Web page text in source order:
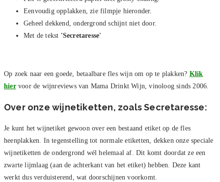
Eenvoudig opplakken, zie filmpje hieronder.
Geheel dekkend, ondergrond schijnt niet door.
Met de tekst 'Secretaresse'
Op zoek naar een goede, betaalbare fles wijn om op te plakken? Klik
hiervoor de wijnreviews van Mama Drinkt Wijn, vinoloog sinds 2006.
Over onze wijnetiketten, zoals Secretaresse:
Je kunt het wijnetiket gewoon over een bestaand etiket op de fles
heenplakken. In tegenstelling tot normale etiketten, dekken onze speciale
wijnetiketten de ondergrond wél helemaal af. Dit komt doordat ze een
zwarte lijmlaag (aan de achterkant van het etiket) hebben. Deze kant
werkt dus verduisterend, wat doorschijnen voorkomt.